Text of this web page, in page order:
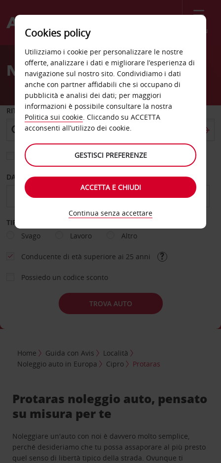
Menù
Welcome
AvisNoleggio auto Protaras
RITIRO DA
Scegli una località di riconsegna diversa
DAL GIORNO AL GIORNO
TIPOLOGIA DI NOLEGGIO
Svago
Lavoro Altro
Conducente di età superiore ai 25 anni
Possiedo un codice sconto
TROVA AUTO
Home Guida con Avis
Località
Noleggio auto in Europa
Cipro Protaras
Protaras noleggio auto, pensato
su misura per te
Noleggiare un'auto con noi è davvero molto semplice,
perché desideriamo che tu possa assaporare al più presto
quel senso di libertà tipico della strada. Ovunque ti
Cookies policy
Utilizziamo i cookie per personalizzare le nostre
offerte, analizzare i dati e migliorare l’esperienza di
navigazione sul nostro sito. Condividiamo i dati
anche con partner affidabili che si occupano di
pubblicità e analisi dei dati; per maggiori
informazioni è possibile consultare la nostra
Politica sui cookie. Cliccando su ACCETTA
acconsenti all’utilizzo dei cookie.
GESTISCI PREFERENZE
ACCETTA E CHIUDI
Continua senza accettare